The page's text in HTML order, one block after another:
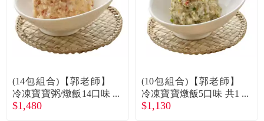
(14包組合)【郭老師】
冷凍寶寶粥/燉飯14口味
共14包 廠商直送
$1,480
(10包組合)【郭老師】
冷凍寶寶燉飯5口味 共1
0包 廠商直送
$1,130